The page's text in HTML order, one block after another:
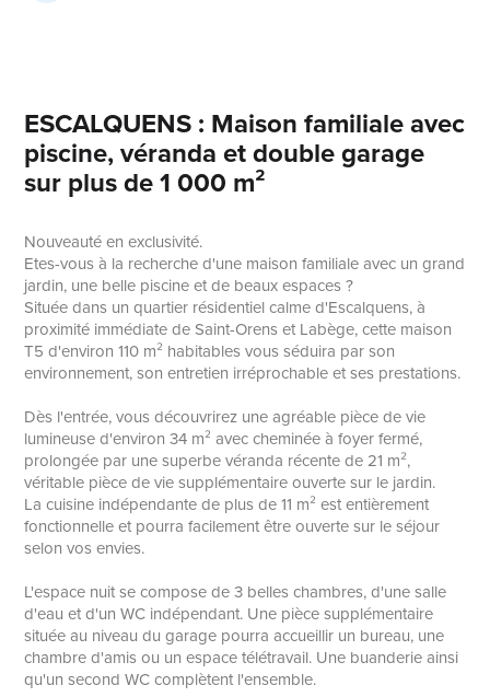
ESCALQUENS : Maison familiale avec
piscine, véranda et double garage
sur plus de 1 000 m²
Nouveauté en exclusivité.
Etes-vous à la recherche d'une maison familiale avec un grand
jardin, une belle piscine et de beaux espaces ?
Située dans un quartier résidentiel calme d'Escalquens, à
proximité immédiate de Saint-Orens et Labège, cette maison
T5 d'environ 110 m² habitables vous séduira par son
environnement, son entretien irréprochable et ses prestations.
Dès l'entrée, vous découvrirez une agréable pièce de vie
lumineuse d'environ 34 m² avec cheminée à foyer fermé,
prolongée par une superbe véranda récente de 21 m²,
véritable pièce de vie supplémentaire ouverte sur le jardin.
La cuisine indépendante de plus de 11 m² est entièrement
fonctionnelle et pourra facilement être ouverte sur le séjour
selon vos envies.
L'espace nuit se compose de 3 belles chambres, d'une salle
d'eau et d'un WC indépendant. Une pièce supplémentaire
située au niveau du garage pourra accueillir un bureau, une
chambre d'amis ou un espace télétravail. Une buanderie ainsi
qu'un second WC complètent l'ensemble.